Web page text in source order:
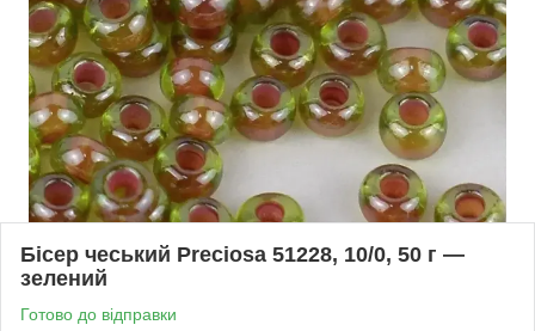
Бісер чеський Preciosa 51228, 10/0, 50 г —
зелений
Готово до відправки